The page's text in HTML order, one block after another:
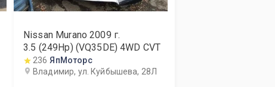
Nissan Murano 2009 г.
3.5 (249Hp) (VQ35DE) 4WD CVT
236 ЯпМоторс
Владимир, ул. Куйбышева, 28Л